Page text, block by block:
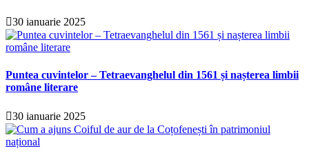
30 ianuarie 2025
Puntea cuvintelor – Tetraevanghelul din 1561 și nașterea limbii
române literare
30 ianuarie 2025